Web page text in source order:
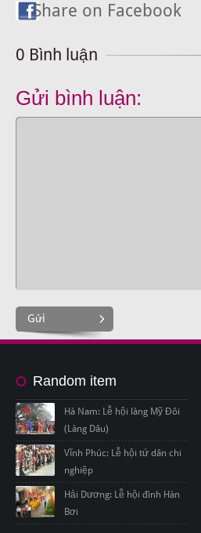
Share on Facebook
0 Bình luận
Gửi bình luận:
Gửi
Random item
Hà Nam: Lễ hội làng Mỹ Đôi
(Làng Dâu)
Vĩnh Phúc: Lễ hội tứ dân chi
nghiệp
Hải Dương: Lễ hội đình Hàn
Bơi